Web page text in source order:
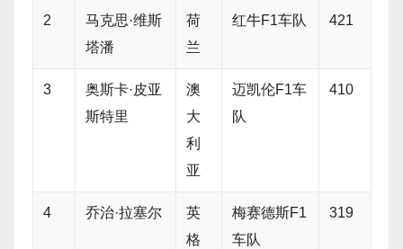
2
马克思·维斯
塔潘
荷
兰
红牛F1车队 421
3
奥斯卡·皮亚
斯特里
澳
大
利
亚
迈凯伦F1车
队
410
4 乔治·拉塞尔
英
格
梅赛德斯F1
车队
319